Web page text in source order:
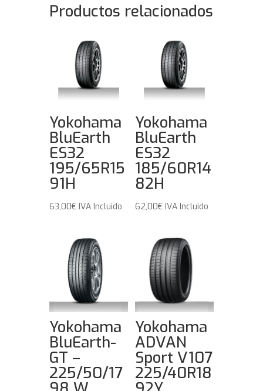
Productos relacionados
Yokohama
BluEarth
ES32
195/65R15
91H
63,00€ IVA Incluido
Yokohama
BluEarth
ES32
185/60R14
82H
62,00€ IVA Incluido
Yokohama
BluEarth-
GT –
225/50/17
Yokohama
ADVAN
Sport V107
225/40R18